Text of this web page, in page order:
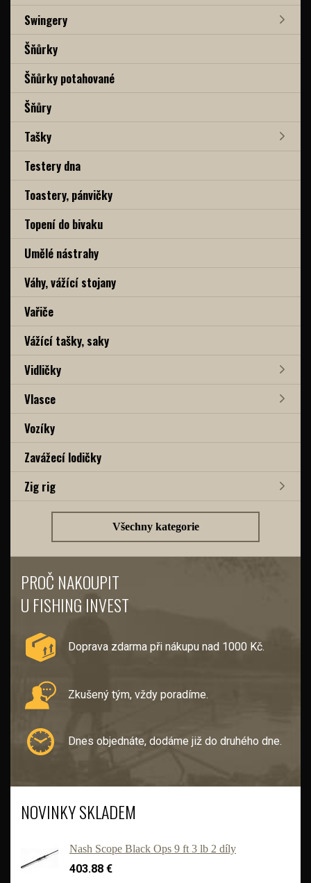
Swingery
Šňůrky
Šňůrky potahované
Šňůry
Tašky
Testery dna
Toastery, pánvičky
Topení do bivaku
Umělé nástrahy
Váhy, vážící stojany
Vařiče
Vážící tašky, saky
Vidličky
Vlasce
Vozíky
Zavážecí lodičky
Zig rig
Všechny kategorie
PROČ NAKOUPIT
U FISHING INVEST
Doprava zdarma při nákupu nad 1000 Kč.
Zkušený tým, vždy poradíme.
Dnes objednáte, dodáme již do druhého dne.
NOVINKY SKLADEM
Nash Scope Black Ops 9 ft 3 lb 2 díly
403.88 €